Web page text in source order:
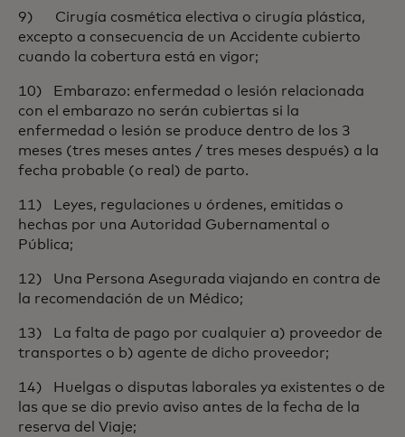
9) Cirugía cosmética electiva o cirugía plástica,
excepto a consecuencia de un Accidente cubierto
cuando la cobertura está en vigor;
10) Embarazo: enfermedad o lesión relacionada
con el embarazo no serán cubiertas si la
enfermedad o lesión se produce dentro de los 3
meses (tres meses antes / tres meses después) a la
fecha probable (o real) de parto.
11) Leyes, regulaciones u órdenes, emitidas o
hechas por una Autoridad Gubernamental o
Pública;
12) Una Persona Asegurada viajando en contra de
la recomendación de un Médico;
13) La falta de pago por cualquier a) proveedor de
transportes o b) agente de dicho proveedor;
14) Huelgas o disputas laborales ya existentes o de
las que se dio previo aviso antes de la fecha de la
reserva del Viaje;